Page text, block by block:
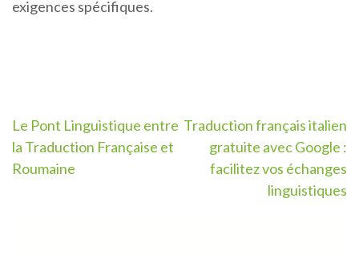
exigences spécifiques.
Navigation
de
Le Pont Linguistique entre
la Traduction Française et
Roumaine
Traduction français italien
gratuite avec Google :
facilitez vos échanges
linguistiques